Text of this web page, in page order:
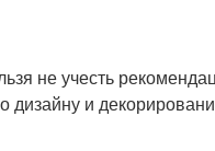
не учесть
дизайну и